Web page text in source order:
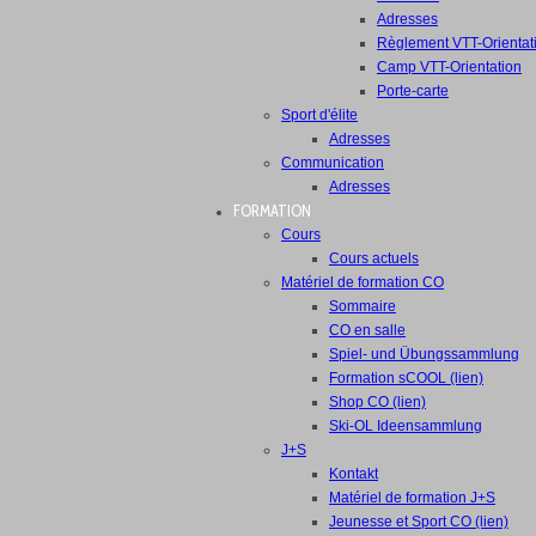
Adresses
Règlement VTT-
Camp VTT-Orientation
Porte-carte
Sport d'élite
Adresses
Communication
Adresses
FORMATION
Cours
Cours actuels
Matériel de formation CO
Sommaire
CO en salle
Spiel- und Übungssammlung
Formation sCOOL (lien)
Shop CO (lien)
Ski-OL Ideensammlung
J+S
Kontakt
Matériel de formation J+S
Jeunesse et Sport CO (lien)